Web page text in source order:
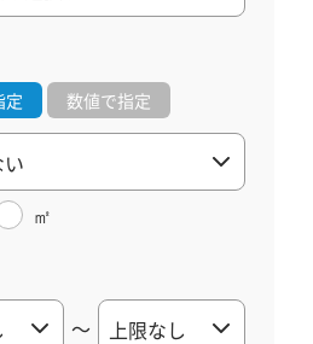
定 数値で指定
㎡
～